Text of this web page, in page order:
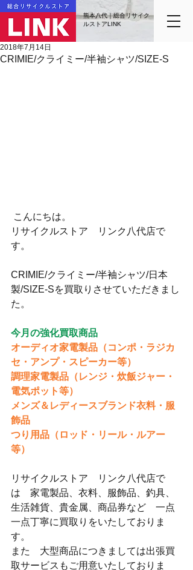
熊本八代｜総合リサイク
ルストアLINK
CRIMIE/クライミー/半袖シャツ/SIZE-S
2018年7月14日
こんにちは。
リサイクルストア　リンク八代店で
す。
CRIMIE/クライミー/半袖シャツ/日本
製/SIZE-Sを買取りさせていただきまし
た。
今月の強化買取商品
オーディオ家電製品（コンポ・ラジカ
セ・アンプ・スピーカー等）
調理家電製品（レンジ・炊飯ジャー・
電気ポット等）
メンズ＆レディースブランド衣料・服
飾品
つり用品（ロッド・リール・ルアー
等）
リサイクルストア　リンク八代店で
は　家電製品、衣料、服飾品、釣具、
生活雑貨、貴金属、商品券など　一点
一点丁寧に買取りをいたしておりま
す。
また　大型商品につきましては出張買
取サービスもご用意いたしておりま